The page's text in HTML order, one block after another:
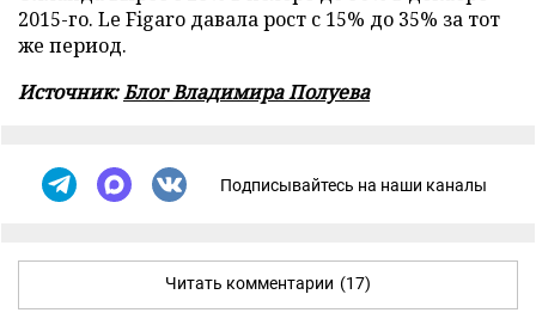
2015-го. Le Figaro давала рост с 15% до 35% за тот
же период.
Источник:Блог Владимира Полуева
Подписывайтесь на наши каналы
Читать комментарии (17)